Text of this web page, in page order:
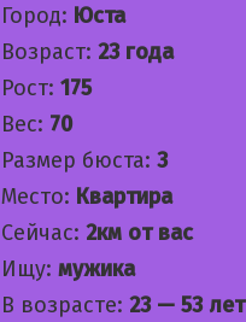
Город: Юста
Возраст: 23 года
Рост: 175
Вес: 70
Размер бюста: 3
Место: Квартира
Сейчас: 2км от вас
Ищу: мужика
В возрасте: 23 — 53 лет